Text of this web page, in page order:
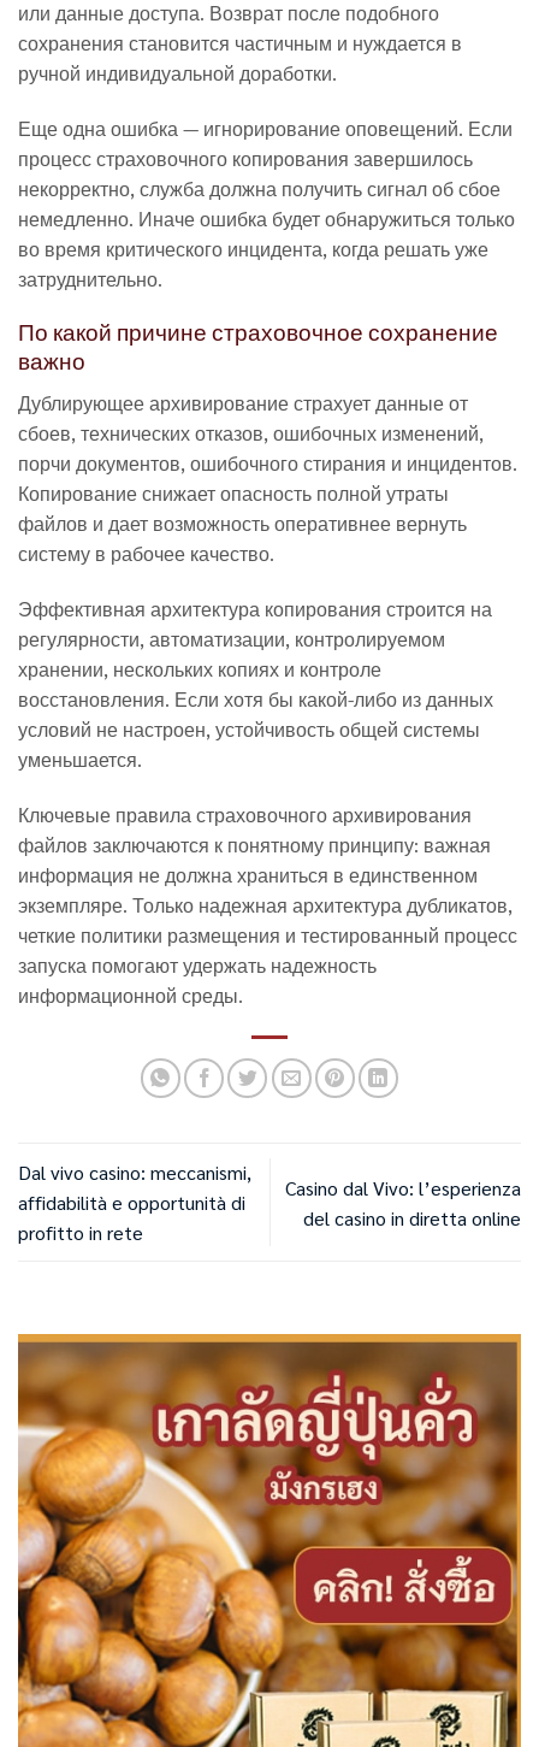
или данные доступа. Возврат после подобного
сохранения становится частичным и нуждается в
ручной индивидуальной доработки.
Еще одна ошибка — игнорирование оповещений. Если
процесс страховочного копирования завершилось
некорректно, служба должна получить сигнал об сбое
немедленно. Иначе ошибка будет обнаружиться только
во время критического инцидента, когда решать уже
затруднительно.
По какой причине страховочное сохранение
важно
Дублирующее архивирование страхует данные от
сбоев, технических отказов, ошибочных изменений,
порчи документов, ошибочного стирания и инцидентов.
Копирование снижает опасность полной утраты
файлов и дает возможность оперативнее вернуть
систему в рабочее качество.
Эффективная архитектура копирования строится на
регулярности, автоматизации, контролируемом
хранении, нескольких копиях и контроле
восстановления. Если хотя бы какой-либо из данных
условий не настроен, устойчивость общей системы
уменьшается.
Ключевые правила страховочного архивирования
файлов заключаются к понятному принципу: важная
информация не должна храниться в единственном
экземпляре. Только надежная архитектура дубликатов,
четкие политики размещения и тестированный процесс
запуска помогают удержать надежность
информационной среды.
Dal vivo casino: meccanismi,
affidabilità e opportunità di
profitto in rete
Casino dal Vivo: l’esperienza
del casino in diretta online